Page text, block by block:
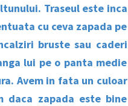
Traseul este inca
cu ceva zapada pe
bruste sau caderi
lui pe o panta medie
Avem in fata un culoar
daca zapada este bine